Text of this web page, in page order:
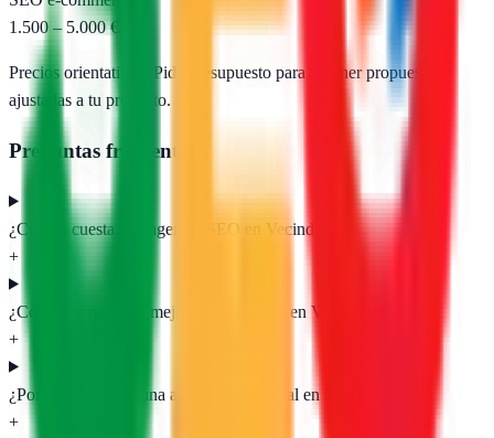
1.500 – 5.000 €/mes
Precios orientativos. Pide presupuesto para obtener propuestas
ajustadas a tu proyecto.
Preguntas frecuentes
¿Cuánto cuesta una agencia SEO en Vecindario?
+
¿Cómo encontrar la mejor agencia SEO en Vecindario?
+
¿Por qué contratar una agencia SEO local en Vecindario?
+